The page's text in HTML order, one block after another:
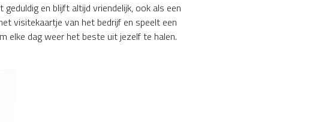
en blijft altijd vriendelijk, ook als een
visitekaartje van het bedrijf en speelt een
elke dag weer het beste uit jezelf te halen.